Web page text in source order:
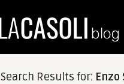
Search Results for: